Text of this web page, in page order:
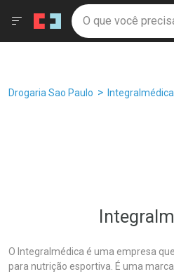
Drogaria São Paulo
Ir direto para a home
pela página
Ir direto para o conteúdo
Ir direto para a busca
Ir direto para a notificações
Faça a sua busca
O que você
Menu
Breadcrumb
Drogaria Sao Paulo Integralmédica
O Integralmédica é uma empresa
para nutrição esportiva. É uma
Âncoras
Filtros Ordenar por